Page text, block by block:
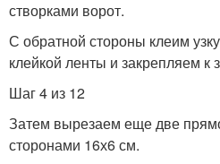
створками ворот.
С обратной стороны клеим
клейкой ленты и закрепляем к
Шаг 4 из 12
Затем вырезаем еще две
сторонами 16х6 см.